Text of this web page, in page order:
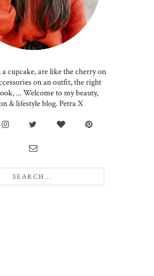
cupcake, are like the cherry on
on an outfit, the right
... Welcome to my beauty,
& lifestyle blog. Petra X